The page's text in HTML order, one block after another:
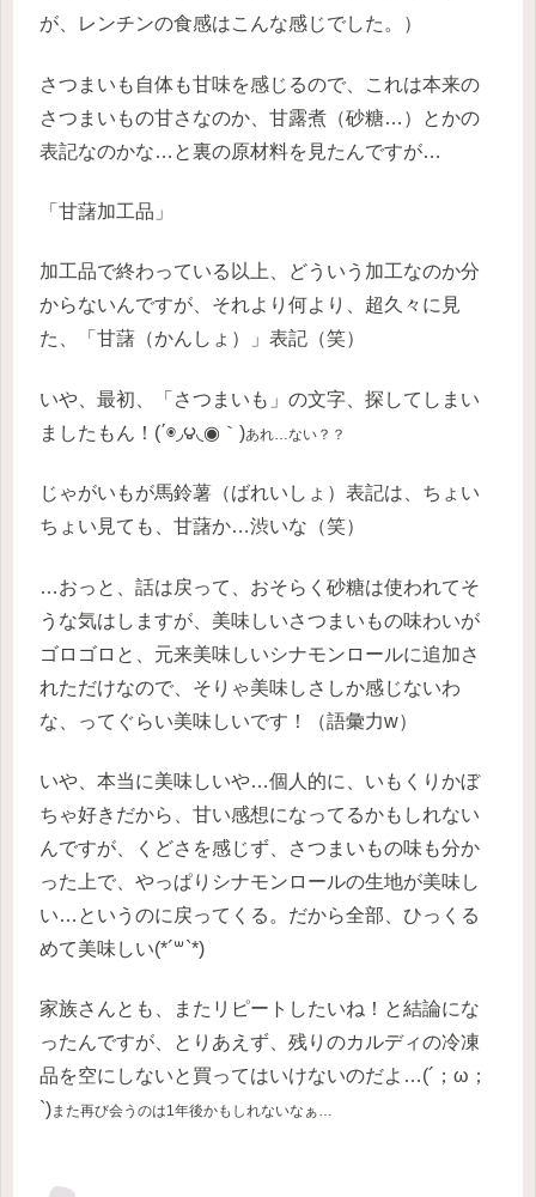
が、レンチンの食感はこんな感じでした。）
さつまいも自体も甘味を感じるので、これは本来の
さつまいもの甘さなのか、甘露煮（砂糖…）とかの
表記なのかな…と裏の原材料を見たんですが…
「甘藷加工品」
加工品で終わっている以上、どういう加工なのか分
からないんですが、それより何より、超久々に見
た、「甘藷（かんしょ）」表記（笑）
いや、最初、「さつまいも」の文字、探してしまい
ましたもん！(΄◉◞౪◟◉｀)あれ…ない？？
じゃがいもが馬鈴薯（ばれいしょ）表記は、ちょい
ちょい見ても、甘藷か…渋いな（笑）
…おっと、話は戻って、おそらく砂糖は使われてそ
うな気はしますが、美味しいさつまいもの味わいが
ゴロゴロと、元来美味しいシナモンロールに追加さ
れただけなので、そりゃ美味しさしか感じないわ
な、ってぐらい美味しいです！（語彙力w）
いや、本当に美味しいや…個人的に、いもくりかぼ
ちゃ好きだから、甘い感想になってるかもしれない
んですが、くどさを感じず、さつまいもの味も分か
った上で、やっぱりシナモンロールの生地が美味し
い…というのに戻ってくる。だから全部、ひっくる
めて美味しい(*´꒳`*)
家族さんとも、またリピートしたいね！と結論にな
ったんですが、とりあえず、残りのカルディの冷凍
品を空にしないと買ってはいけないのだよ…(´；ω；
`)また再び会うのは1年後かもしれないなぁ…